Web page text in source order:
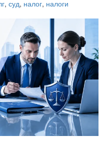
, суд, налог, налоги